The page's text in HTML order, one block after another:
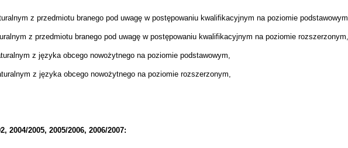
z przedmiotu branego pod uwagę w postępowaniu kwalifikacyjnym na poziomie podstawowym,
z przedmiotu branego pod uwagę w postępowaniu kwalifikacyjnym na poziomie rozszerzonym,
z języka obcego nowożytnego na poziomie podstawowym,
z języka obcego nowożytnego na poziomie rozszerzonym,
2004/2005, 2005/2006, 2006/2007: